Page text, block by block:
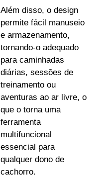
Além disso, o design
permite fácil manuseio
e armazenamento,
tornando-o adequado
para caminhadas
diárias, sessões de
treinamento ou
aventuras ao ar livre, o
que o torna uma
ferramenta
multifuncional
essencial para
qualquer dono de
cachorro.